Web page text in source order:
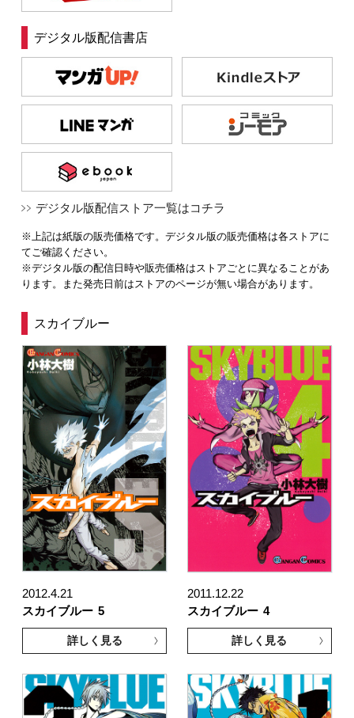
デジタル版配信書店
デジタル版配信ストア一覧はコチラ
※上記は紙版の販売価格です。デジタル版の販売価格は各ストアに
てご確認ください。
※デジタル版の配信日時や販売価格はストアごとに異なることがあ
ります。また発売日前はストアのページが無い場合があります。
スカイブルー
2012.4.21
スカイブルー 5
詳しく見る
2011.12.22
スカイブルー 4
詳しく見る